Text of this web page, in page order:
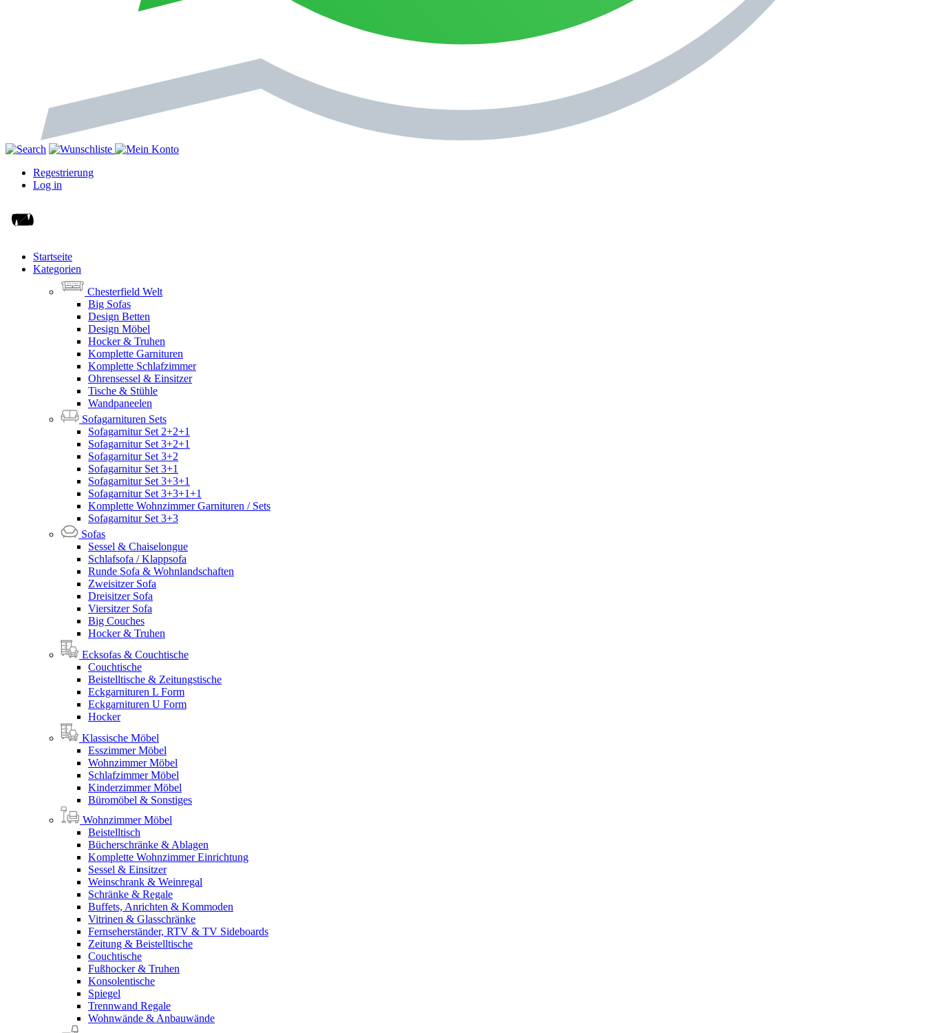
Regestrierung
Log in
Startseite
Kategorien
Chesterfield Welt
Big Sofas
Design Betten
Design Möbel
Hocker & Truhen
Komplette Garnituren
Komplette Schlafzimmer
Ohrensessel & Einsitzer
Tische & Stühle
Wandpaneelen
Sofagarnituren Sets
Sofagarnitur Set 2+2+1
Sofagarnitur Set 3+2+1
Sofagarnitur Set 3+2
Sofagarnitur Set 3+1
Sofagarnitur Set 3+3+1
Sofagarnitur Set 3+3+1+1
Komplette Wohnzimmer Garnituren / Sets
Sofagarnitur Set 3+3
Sofas
Sessel & Chaiselongue
Schlafsofa / Klappsofa
Runde Sofa & Wohnlandschaften
Zweisitzer Sofa
Dreisitzer Sofa
Viersitzer Sofa
Big Couches
Hocker & Truhen
Ecksofas & Couchtische
Couchtische
Beistelltische & Zeitungstische
Eckgarnituren L Form
Eckgarnituren U Form
Hocker
Klassische Möbel
Esszimmer Möbel
Wohnzimmer Möbel
Schlafzimmer Möbel
Kinderzimmer Möbel
Büromöbel & Sonstiges
Wohnzimmer Möbel
Beistelltisch
Bücherschränke & Ablagen
Komplette Wohnzimmer Einrichtung
Sessel & Einsitzer
Weinschrank & Weinregal
Schränke & Regale
Buffets, Anrichten & Kommoden
Vitrinen & Glasschränke
Fernseherständer, RTV & TV Sideboards
Zeitung & Beistelltische
Couchtische
Fußhocker & Truhen
Konsolentische
Spiegel
Trennwand Regale
Wohnwände & Anbauwände